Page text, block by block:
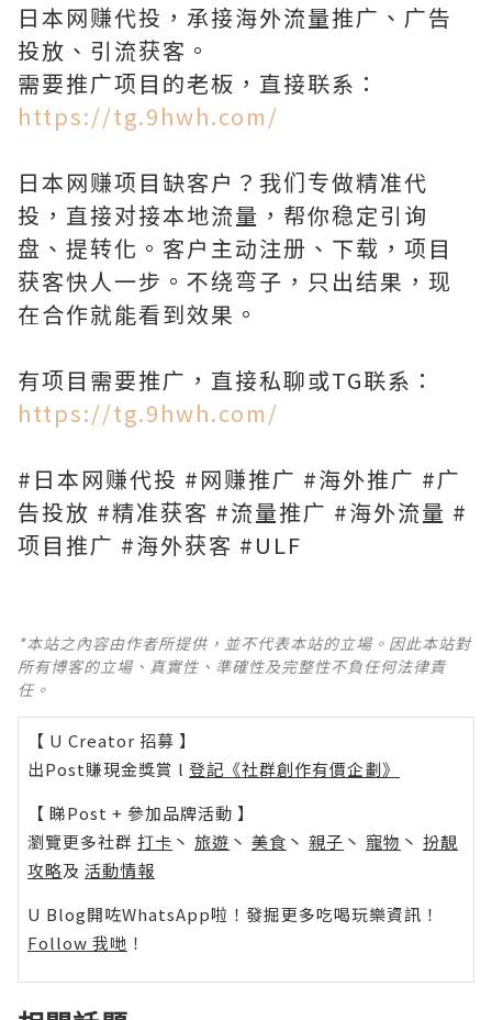
日本网赚代投，承接海外流量推广、广告
投放、引流获客。
需要推广项目的老板，直接联系：
https://tg.9hwh.com/
日本网赚项目缺客户？我们专做精准代
投，直接对接本地流量，帮你稳定引询
盘、提转化。客户主动注册、下载，项目
获客快人一步。不绕弯子，只出结果，现
在合作就能看到效果。
有项目需要推广，直接私聊或TG联系：
https://tg.9hwh.com/
#日本网赚代投 #网赚推广 #海外推广 #广
告投放 #精准获客 #流量推广 #海外流量 #
项目推广 #海外获客 #ULF
*本站之內容由作者所提供，並不代表本站的立場。因此本站對
所有博客的立場、真實性、準確性及完整性不負任何法律責
任。
【 U Creator 招募 】
出Post賺現金獎賞 l 登記《社群創作有價企劃》
【 睇Post + 參加品牌活動 】
瀏覽更多社群 打卡 丶 旅遊 丶 美食 丶 親子 丶 寵物 丶 扮靚
攻略及 活動情報
U Blog開咗WhatsApp啦！發掘更多吃喝玩樂資訊！
Follow 我哋 ！